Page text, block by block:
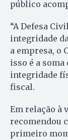
público
“A Defesa
integridade
a empresa, o
isso é a
integridade
fiscal.
Em relação à
recomendou
primeiro